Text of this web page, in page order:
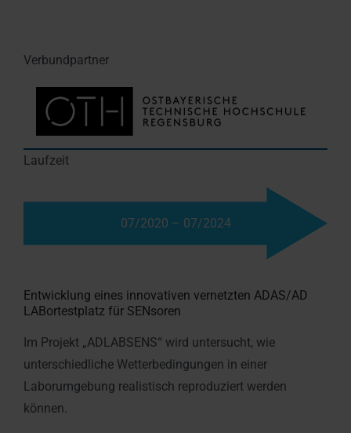
Verbundpartner
Laufzeit
07/2020 – 07/2024
Entwicklung eines innovativen vernetzten ADAS/AD
LABortestplatz für SENsoren
Im Projekt „ADLABSENS“ wird untersucht, wie
unterschiedliche Wetterbedingungen in einer
Laborumgebung realistisch reproduziert werden
können.